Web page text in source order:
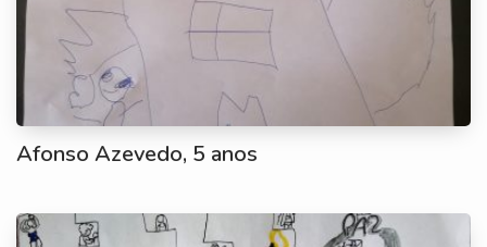
Afonso Azevedo, 5 anos